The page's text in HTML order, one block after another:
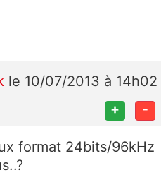
le 10/07/2013 à 14h02
+ -
format 24bits/96kHz